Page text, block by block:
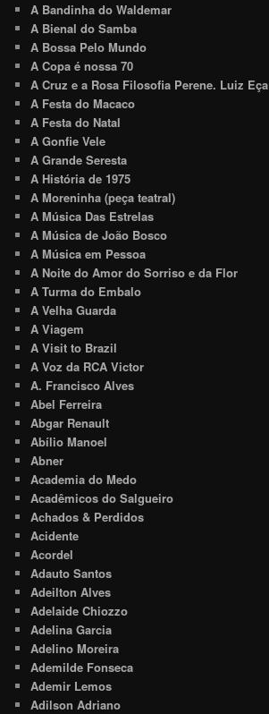
A Bandinha do Waldemar
A Bienal do Samba
A Bossa Pelo Mundo
A Copa é nossa 70
A Cruz e a Rosa Filosofia Perene. Luiz Eça
A Festa do Macaco
A Festa do Natal
A Gonfie Vele
A Grande Seresta
A História de 1975
A Moreninha (peça teatral)
A Música Das Estrelas
A Música de João Bosco
A Música em Pessoa
A Noite do Amor do Sorriso e da Flor
A Turma do Embalo
A Velha Guarda
A Viagem
A Visit to Brazil
A Voz da RCA Victor
A. Francisco Alves
Abel Ferreira
Abgar Renault
Abílio Manoel
Abner
Academia do Medo
Acadêmicos do Salgueiro
Achados & Perdidos
Acidente
Acordel
Adauto Santos
Adeilton Alves
Adelaide Chiozzo
Adelina Garcia
Adelino Moreira
Ademilde Fonseca
Ademir Lemos
Adilson Adriano